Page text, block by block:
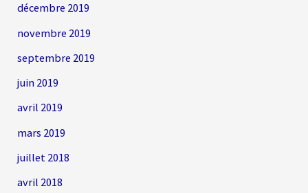
décembre 2019
novembre 2019
septembre 2019
juin 2019
avril 2019
mars 2019
juillet 2018
avril 2018